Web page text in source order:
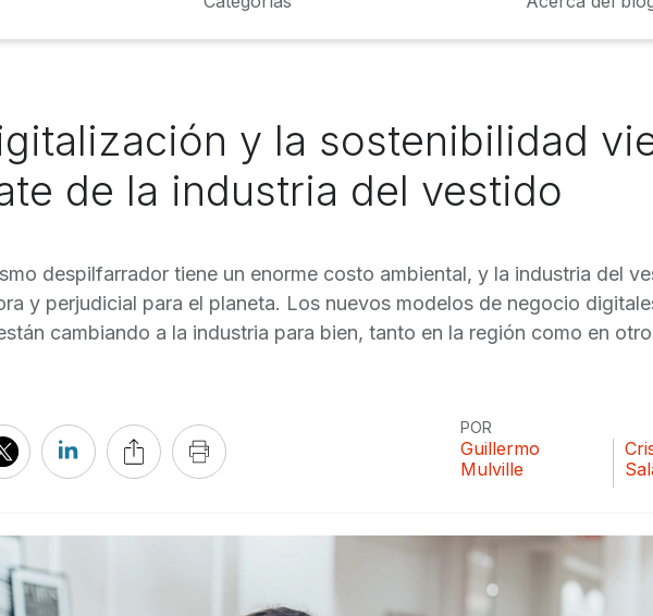
y la sostenibilidad
de la industria del vestido
despilfarrador tiene un enorme costo ambiental, y la industria del
y perjudicial para el planeta. Los nuevos modelos de negocio
cambiando a la industria para bien, tanto en la región como en
POR
Guillermo
Mulville